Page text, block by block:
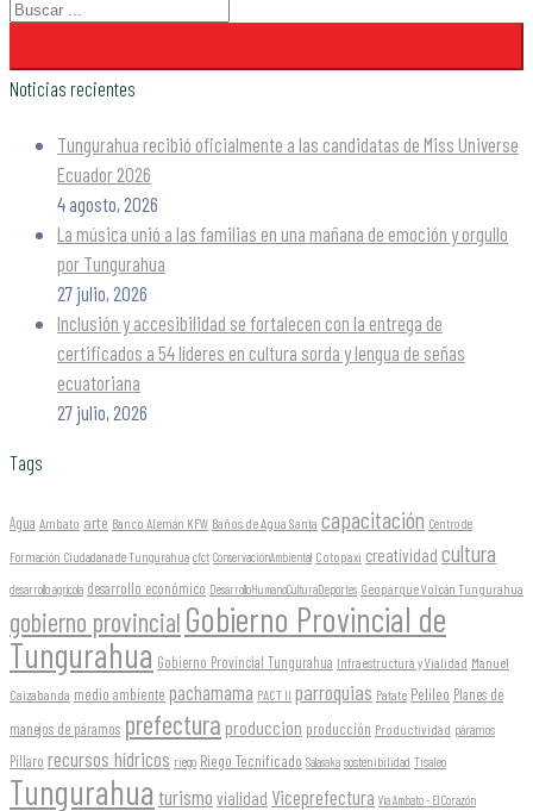
Noticias recientes
Tungurahua recibió oficialmente a las candidatas de Miss Universe
Ecuador 2026
4 agosto, 2026
La música unió a las familias en una mañana de emoción y orgullo
por Tungurahua
27 julio, 2026
Inclusión y accesibilidad se fortalecen con la entrega de
certificados a 54 líderes en cultura sorda y lengua de señas
ecuatoriana
27 julio, 2026
Tags
Agua Ambato arte Banco Alemán KFW Baños de Agua Santa capacitación Centro de
Formación Ciudadana de Tungurahua cfct ConservaciónAmbiental Cotopaxi creatividad cultura
desarrollo agrícola desarrollo económico DesarrolloHumanoCulturaDeportes Geoparque Volcán Tungurahua
gobierno provincial Gobierno Provincial de
Tungurahua Gobierno Provincial Tungurahua Infraestructura y Vialidad Manuel
Caizabanda medio ambiente pachamama PACT II parroquias Patate Pelileo Planes de
manejos de páramos prefectura produccion producción Productividad páramos
Píllaro recursos hídricos riego Riego Tecnificado Salasaka sostenibilidad Tisaleo
Tungurahua turismo vialidad Viceprefectura Vía Ambato - El Corazón